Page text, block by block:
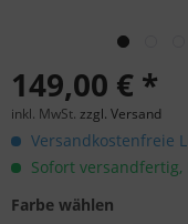
149,00 € *
inkl. MwSt. zzgl. Versand
Versandkostenfreie
Sofort
Farbe wählen